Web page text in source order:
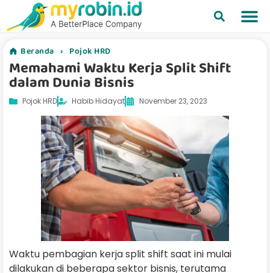
Beranda › Pojok HRD
Memahami Waktu Kerja Split Shift
dalam Dunia Bisnis
Pojok HRD Habib Hidayat November 23, 2023
Waktu pembagian kerja split shift saat ini mulai
dilakukan di beberapa sektor bisnis, terutama